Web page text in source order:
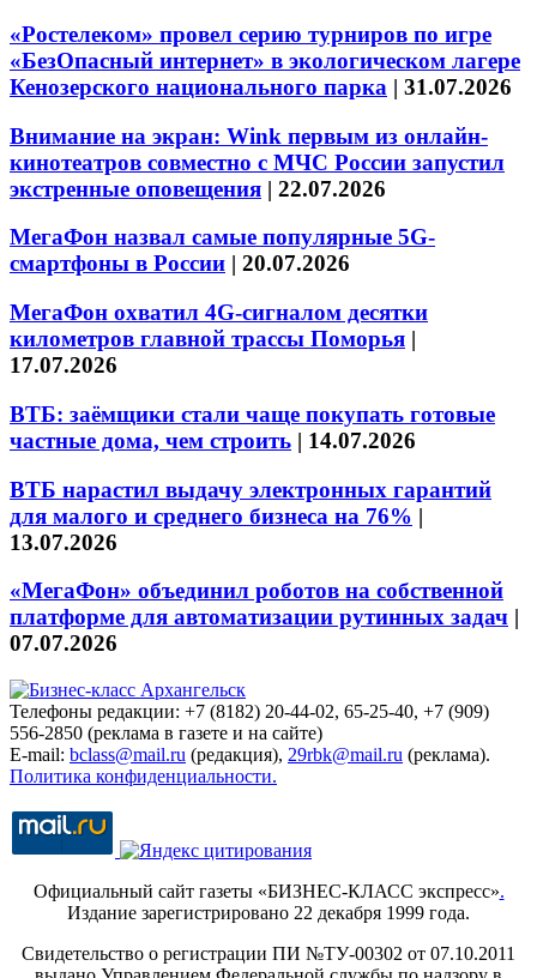
«Ростелеком» провел серию турниров по игре
«БезОпасный интернет» в экологическом лагере
Кенозерского национального парка | 31.07.2026
Внимание на экран: Wink первым из онлайн-
кинотеатров совместно с МЧС России запустил
экстренные оповещения | 22.07.2026
МегаФон назвал самые популярные 5G-
смартфоны в России | 20.07.2026
МегаФон охватил 4G-сигналом десятки
километров главной трассы Поморья |
17.07.2026
ВТБ: заёмщики стали чаще покупать готовые
частные дома, чем строить | 14.07.2026
ВТБ нарастил выдачу электронных гарантий
для малого и среднего бизнеса на 76% |
13.07.2026
«МегаФон» объединил роботов на собственной
платформе для автоматизации рутинных задач |
07.07.2026
Телефоны редакции: +7 (8182) 20-44-02, 65-25-40, +7 (909)
556-2850 (реклама в газете и на сайте)
E-mail: bclass@mail.ru (редакция), 29rbk@mail.ru (реклама).
Политика конфиденциальности.
Официальный сайт газеты «БИЗНЕС-КЛАСС экспресс».
Издание зарегистрировано 22 декабря 1999 года.
Свидетельство о регистрации ПИ №ТУ-00302 от 07.10.2011